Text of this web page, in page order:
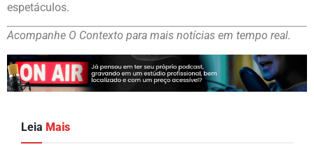
espetáculos.
Acompanhe O Contexto para mais notícias em tempo real.
Leia Mais